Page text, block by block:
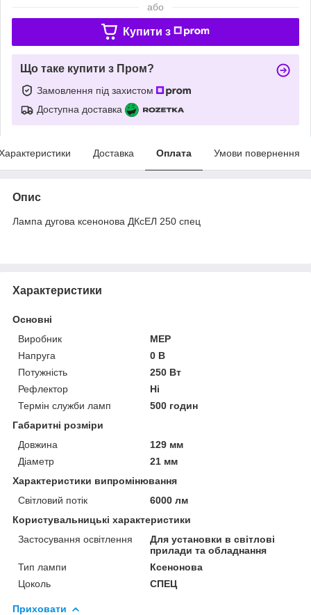
або
Купити з
Що таке купити з Пром?
Замовлення під захистом
Доступна доставка
Доставка Оплата Умови повернення
Опис
Лампа дугова ксенонова ДКсЕЛ 250 спец
Характеристики
Основні
Виробник
MEP
Напруга
0 В
Потужність
250 Вт
Рефлектор
Ні
Термін служби ламп
500 годин
Габаритні розміри
Довжина
129 мм
Діаметр
21 мм
Характеристики випромінювання
Світловий потік
6000 лм
Користувальницькі характеристики
Застосування освітлення
Для установки в світлові
прилади та обладнання
Тип лампи
Ксенонова
Цоколь
СПЕЦ
Приховати